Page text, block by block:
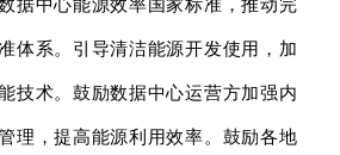
据中心能源效率国家标准，推动完
体系。引导清洁能源开发使用，加
技术。鼓励数据中心运营方加强内
理，提高能源利用效率。鼓励各地